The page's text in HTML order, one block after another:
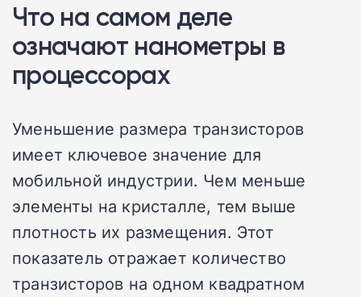
Что на самом деле
означают нанометры в
процессорах
Уменьшение размера транзисторов
имеет ключевое значение для
мобильной индустрии. Чем меньше
элементы на кристалле, тем выше
плотность их размещения. Этот
показатель отражает количество
транзисторов на одном квадратном